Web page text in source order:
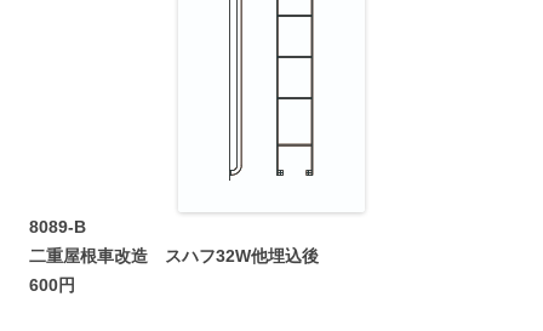
8089-B
二重屋根車改造 スハフ32W他埋込後
600円